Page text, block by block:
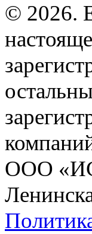
© 2026.
ООО